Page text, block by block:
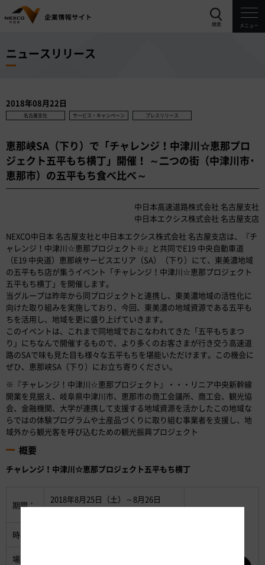
検索 メニュー
ニュースリリース
2018年08月22日
名古屋支社 サービス・キャンペーン プレスリリース
恵那峡SA（下り）で「チャレンジ！中津川☆恵那プロ
ジェクト五平もち横丁」開催！ ～二つの街（中津川市･
恵那市）の五平もち食べ比べ～
中日本高速道路株式会社 名古屋支社
中日本エクシス株式会社 名古屋支店
NEXCO中日本 名古屋支社と中日本エクシス株式会社 名古屋支店は、『チ
ャレンジ！中津川☆恵那プロジェクト※』と共同でE19 中央自動車道
（E19 中央道）恵那峡サービスエリア（SA）（下り）にて、東美濃地域
の五平もち店が集うイベント「チャレンジ！中津川☆恵那プロジェクト
五平もち横丁」を開催します。
当グループは昨年から同プロジェクトと連携し、東美濃地域の活性化に
向けた取り組みを実施しており、今回、東美濃の地域資源である五平も
ちを活用し、地域を更に盛り上げていきます。
このイベントは、これまで同地域でおこなわれてきた「五平もちまつ
り」にちなんで開催するもので、より多くのお客さまが行き交う高速道
路のSAで味も見た目も様々な五平もちを堪能いただけます。この機会に
ぜひ、恵那峡SA（下り）にお立ち寄りください。
※『チャレンジ！中津川☆恵那プロジェクト』・・・リニア中央新幹線
開業を見据え、岐阜県中津川市、恵那市の商工会議所、商工会、観光協
会、金融機関、大学が連携して支援する地域資源を活かしたこの地域な
らではの体験プログラムや土産品づくりに取り組む事業者を支援し、地
域外から観光客を呼び込むための観光振興プロジェクト
概要
チャレンジ！中津川☆恵那プロジェクト五平もち横丁
期間：
2018年8月25日（土）～8月26日
（日）〔2日間〕
時間：
場所：